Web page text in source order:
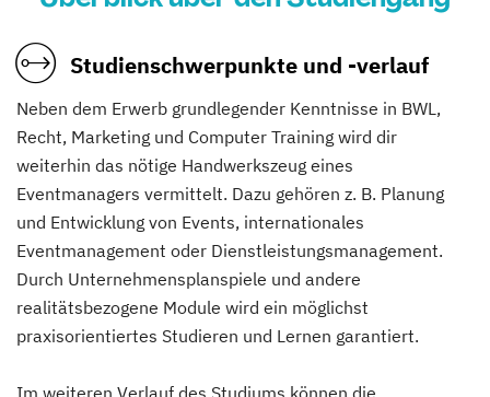
Studienschwerpunkte und -verlauf
Neben dem Erwerb grundlegender Kenntnisse in BWL,
Recht, Marketing und Computer Training wird dir
weiterhin das nötige Handwerkszeug eines
Eventmanagers vermittelt. Dazu gehören z. B. Planung
und Entwicklung von Events, internationales
Eventmanagement oder Dienstleistungsmanagement.
Durch Unternehmensplanspiele und andere
realitätsbezogene Module wird ein möglichst
praxisorientiertes Studieren und Lernen garantiert.